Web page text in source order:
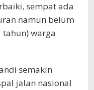
sempat ada
namun belum
warga
semakin
jalan nasional